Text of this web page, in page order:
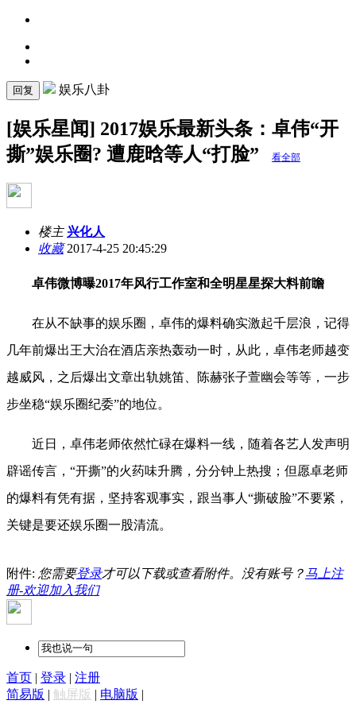
回复 娱乐八卦
[娱乐星闻] 2017娱乐最新头条：卓伟“开
撕”娱乐圈? 遭鹿晗等人“打脸”
看全部
楼主 兴化人
收藏2017-4-25 20:45:29
卓伟微博曝2017年风行工作室和全明星星探大料前瞻
在从不缺事的娱乐圈，卓伟的爆料确实激起千层浪，记得
几年前爆出王大治在酒店亲热轰动一时，从此，卓伟老师越变
越威风，之后爆出文章出轨姚笛、陈赫张子萱幽会等等，一步
步坐稳“娱乐圈纪委”的地位。
近日，卓伟老师依然忙碌在爆料一线，随着各艺人发声明
辟谣传言，“开撕”的火药味升腾，分分钟上热搜；但愿卓老师
的爆料有凭有据，坚持客观事实，跟当事人“撕破脸”不要紧，
关键是要还娱乐圈一股清流。
附件: 您需要登录才可以下载或查看附件。没有账号？马上注
册-欢迎加入我们
首页 | 登录 | 注册
简易版 | 触屏版 | 电脑版 |